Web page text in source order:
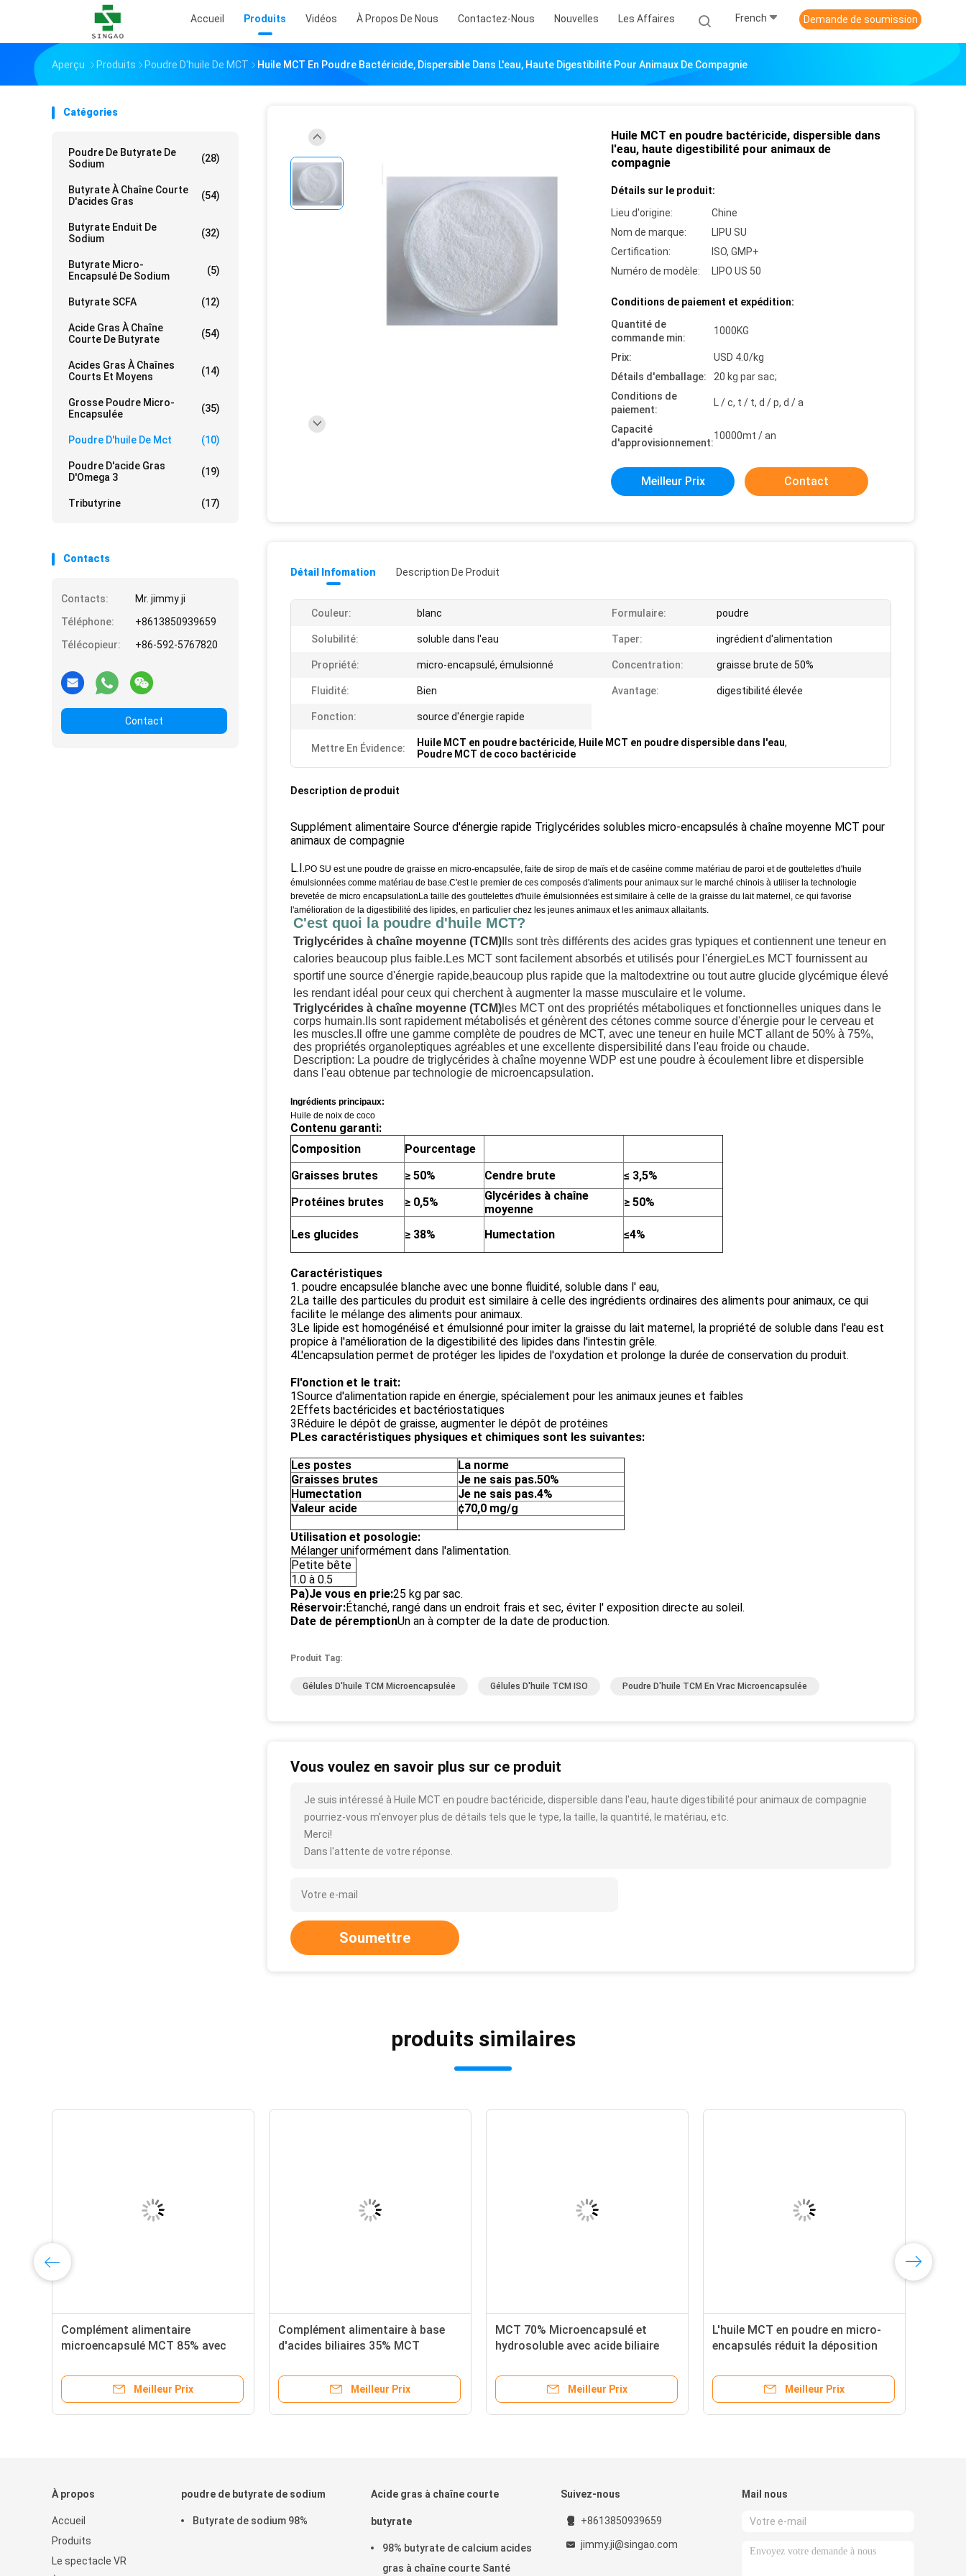
Accueil Produits Vidéos À Propos De Nous Contactez-Nous Nouvelles Les Affaires French Demande de soumission
Aperçu Produits Poudre D'huile De MCT Huile MCT En Poudre Bactéricide, Dispersible Dans L'eau, Haute Digestibilité Pour Animaux De Compagnie
Catégories
Poudre De Butyrate De
Sodium
(28)
Butyrate À Chaîne Courte
D'acides Gras
(54)
Butyrate Enduit De
Sodium
(32)
Butyrate Micro-
Encapsulé De Sodium
(5)
Butyrate SCFA (12)
Acide Gras À Chaîne
Courte De Butyrate
(54)
Acides Gras À Chaînes
Courts Et Moyens
(14)
Grosse Poudre Micro-
Encapsulée
(35)
Poudre D'huile De Mct (10)
Poudre D'acide Gras
D'Omega 3
(19)
Tributyrine (17)
Contacts
Contacts:
Mr. jimmy ji
Téléphone:
+8613850939659
Télécopieur:
+86-592-5767820
Contact
Huile MCT en poudre bactéricide, dispersible dans
l'eau, haute digestibilité pour animaux de
compagnie
Détails sur le produit:
Lieu d'origine:
Chine
Nom de marque:
LIPU SU
Certification:
ISO, GMP+
Numéro de modèle:
LIPO US 50
Conditions de paiement et expédition:
Quantité de
commande min:
1000KG
Prix:
USD 4.0/kg
Détails d'emballage:
20 kg par sac;
Conditions de
paiement:
L / c, t / t, d / p, d / a
Capacité
d'approvisionnement:
10000mt / an
Meilleur Prix Contact
Détail Infomation Description De Produit
Couleur: blanc Formulaire: poudre
Solubilité: soluble dans l'eau Taper: ingrédient d'alimentation
Propriété: micro-encapsulé, émulsionné Concentration: graisse brute de 50%
Fluidité: Bien Avantage: digestibilité élevée
Fonction: source d'énergie rapide
Mettre En Évidence: Huile MCT en poudre bactéricide, Huile MCT en poudre dispersible dans l'eau,
Poudre MCT de coco bactéricide
Description de produit
Supplément alimentaire Source d'énergie rapide Triglycérides solubles micro-encapsulés à chaîne moyenne MCT pour
animaux de compagnie
L.I. PO SU est une poudre de graisse en micro-encapsulée, faite de sirop de maïs et de caséine comme matériau de paroi et de gouttelettes d'huile
émulsionnées comme matériau de base.C'est le premier de ces composés d'aliments pour animaux sur le marché chinois à utiliser la technologie
brevetée de micro encapsulationLa taille des gouttelettes d'huile émulsionnées est similaire à celle de la graisse du lait maternel, ce qui favorise
l'amélioration de la digestibilité des lipides, en particulier chez les jeunes animaux et les animaux allaitants.
C'est quoi la poudre d'huile MCT?
Triglycérides à chaîne moyenne (TCM) Ils sont très différents des acides gras typiques et contiennent une teneur en
calories beaucoup plus faible.Les MCT sont facilement absorbés et utilisés pour l'énergieLes MCT fournissent au
sportif une source d'énergie rapide,beaucoup plus rapide que la maltodextrine ou tout autre glucide glycémique élevé
les rendant idéal pour ceux qui cherchent à augmenter la masse musculaire et le volume.
Triglycérides à chaîne moyenne (TCM) les MCT ont des propriétés métaboliques et fonctionnelles uniques dans le
corps humain.Ils sont rapidement métabolisés et génèrent des cétones comme source d'énergie pour le cerveau et
les muscles.Il offre une gamme complète de poudres de MCT, avec une teneur en huile MCT allant de 50% à 75%,
des propriétés organoleptiques agréables et une excellente dispersibilité dans l'eau froide ou chaude.
Description: La poudre de triglycérides à chaîne moyenne WDP est une poudre à écoulement libre et dispersible
dans l'eau obtenue par technologie de microencapsulation.
Ingrédients principaux:
Huile de noix de coco
Contenu garanti:
Composition
Pourcentage
Graisses brutes
≥ 50% Cendre brute
≤ 3,5%
Protéines brutes
≥ 0,5%
Glycérides à chaîne
moyenne
≥ 50%
Les glucides ≥ 38% Humectation ≤4%
Caractéristiques
1. poudre encapsulée blanche avec une bonne fluidité, soluble dans l' eau,
2La taille des particules du produit est similaire à celle des ingrédients ordinaires des aliments pour animaux, ce qui
facilite le mélange des aliments pour animaux.
3Le lipide est homogénéisé et émulsionné pour imiter la graisse du lait maternel, la propriété de soluble dans l'eau est
propice à l'amélioration de la digestibilité des lipides dans l'intestin grêle.
4L'encapsulation permet de protéger les lipides de l'oxydation et prolonge la durée de conservation du produit.
Fl'onction et le trait:
1Source d'alimentation rapide en énergie, spécialement pour les animaux jeunes et faibles
2Effets bactéricides et bactériostatiques
3Réduire le dépôt de graisse, augmenter le dépôt de protéines
PLes caractéristiques physiques et chimiques sont les suivantes:
Les postes
La norme
Graisses brutes
Je ne sais pas.50%
Humectation
Je ne sais pas.4%
Valeur acide
¢70,0 mg/g
Utilisation et posologie:
Mélanger uniformément dans l'alimentation.
Petite bête
1.0 à 0.5
Pa)Je vous en prie:25 kg par sac.
Réservoir:Étanché, rangé dans un endroit frais et sec, éviter l' exposition directe au soleil.
Date de péremptionUn an à compter de la date de production.
Produit Tag:
Gélules D'huile TCM Microencapsulée Gélules D'huile TCM ISO Poudre D'huile TCM En Vrac Microencapsulée
Vous voulez en savoir plus sur ce produit
Je suis intéressé à Huile MCT en poudre bactéricide, dispersible dans l'eau, haute digestibilité pour animaux de compagnie
pourriez-vous m'envoyer plus de détails tels que le type, la taille, la quantité, le matériau, etc.
Merci!
Dans l'attente de votre réponse.
Soumettre
produits similaires
Complément alimentaire
microencapsulé MCT 85% avec
Meilleur Prix
Complément alimentaire à base
d'acides biliaires 35% MCT
Meilleur Prix
MCT 70% Microencapsulé et
hydrosoluble avec acide biliaire
Meilleur Prix
L'huile MCT en poudre en micro-
encapsulés réduit la déposition
Meilleur Prix
À propos
Accueil
Produits
Le spectacle VR
poudre de butyrate de sodium
Butyrate de sodium 98%
Acide gras à chaîne courte
butyrate
98% butyrate de calcium acides
gras à chaîne courte Santé
Suivez-nous
+8613850939659
jimmy.ji@singao.com
Mail nous